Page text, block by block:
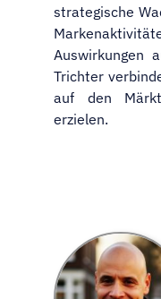
strategische
Auswirkungen
Trichter
auf den
erzielen.